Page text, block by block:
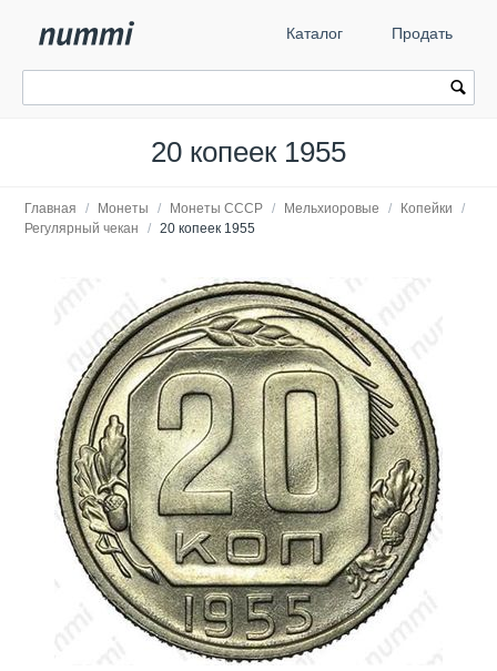
Каталог Продать
20 копеек 1955
Главная / Монеты / Монеты СССР / Мельхиоровые / Копейки
/
Регулярный чекан
/ 20 копеек 1955